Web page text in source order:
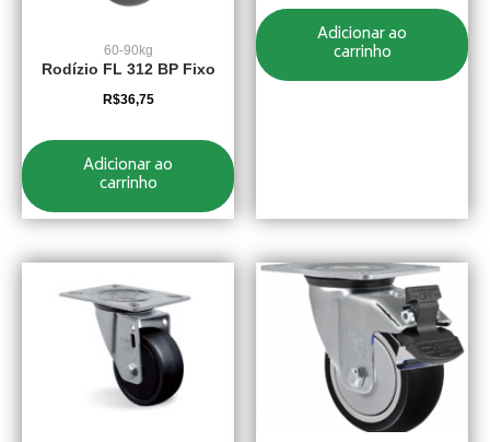
60-90kg
Rodízio FL 312 BP Fixo
R$36,75
Adicionar ao
carrinho
Adicionar ao
carrinho